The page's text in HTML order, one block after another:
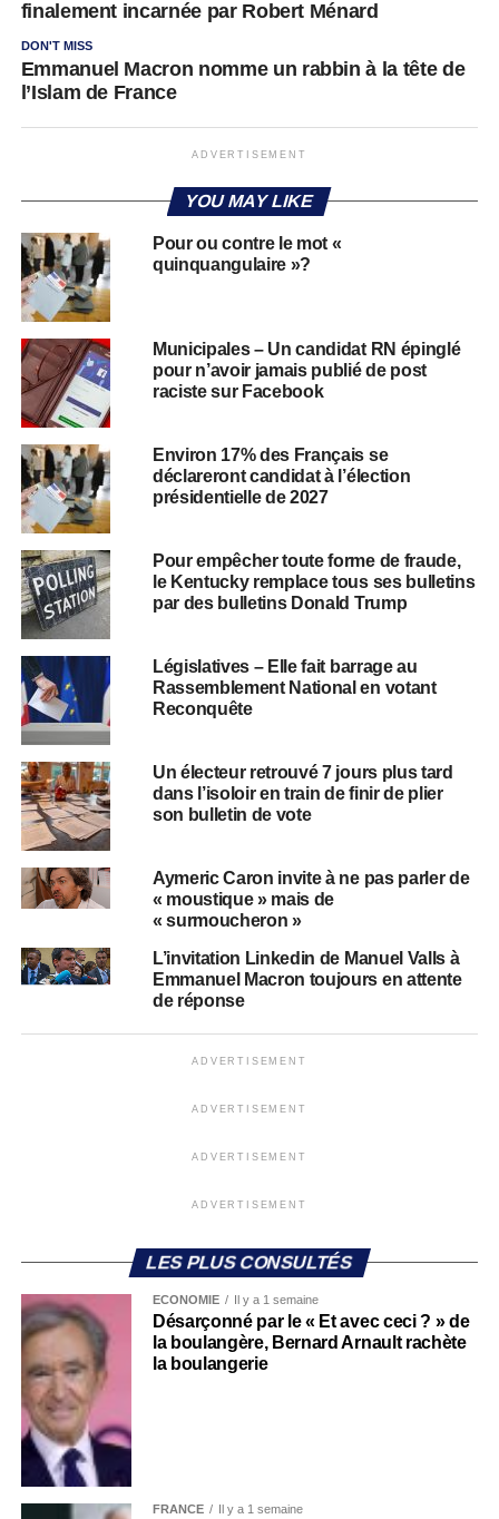
finalement incarnée par Robert Ménard
DON'T MISS
Emmanuel Macron nomme un rabbin à la tête de
l’Islam de France
ADVERTISEMENT
YOU MAY LIKE
Pour ou contre le mot «
quinquangulaire »?
Municipales – Un candidat RN épinglé
pour n’avoir jamais publié de post
raciste sur Facebook
Environ 17% des Français se
déclareront candidat à l’élection
présidentielle de 2027
Pour empêcher toute forme de fraude,
le Kentucky remplace tous ses bulletins
par des bulletins Donald Trump
Législatives – Elle fait barrage au
Rassemblement National en votant
Reconquête
Un électeur retrouvé 7 jours plus tard
dans l’isoloir en train de finir de plier
son bulletin de vote
Aymeric Caron invite à ne pas parler de
« moustique » mais de
« surmoucheron »
L’invitation Linkedin de Manuel Valls à
Emmanuel Macron toujours en attente
de réponse
ADVERTISEMENT
ADVERTISEMENT
ADVERTISEMENT
ADVERTISEMENT
LES PLUS CONSULTÉS
ECONOMIE Il y a 1 semaine
Désarçonné par le « Et avec ceci ? » de
la boulangère, Bernard Arnault rachète
la boulangerie
FRANCE Il y a 1 semaine